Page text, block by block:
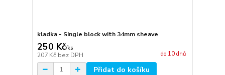
kladka - Single block with 34mm sheave
250 Kč/ks
207 Kč bez DPH do 10 dnů
Přidat do košíku